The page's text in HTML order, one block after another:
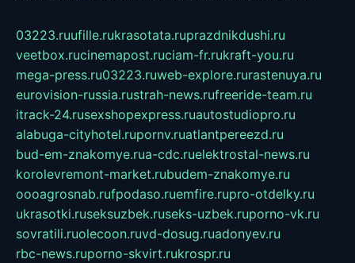
03223.ruufille.rukrasotata.ruprazdnikdushi.ru
veetbox.rucinemapost.ruciam-fr.rukraft-you.ru
mega-press.ru03223.ruweb-explore.rurastenuya.ru
eurovision-russia.rustrah-news.rufreeride-team.ru
itrack-24.rusexshopexpress.ruautostudiopro.ru
alabuga-cityhotel.rupornv.ruatlantpereezd.ru
bud-em-znakomye.rua-cdc.ruelektrostal-news.ru
korolevremont-market.rubudem-znakomye.ru
oooagrosnab.rufpodaso.ruemfire.rupro-otdelky.ru
ukrasotki.ruseksuzbek.ruseks-uzbek.ruporno-vk.ru
sovratili.ruolecoon.ruvd-dosug.ruadonyev.ru
rbc-news.ruporno-skvirt.rukrospr.ru